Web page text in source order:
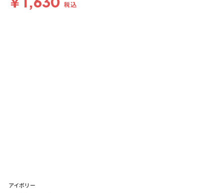
アイボリー
税込